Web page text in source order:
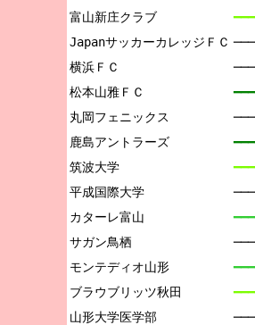
富山新庄クラブ
JapanサッカーカレッジＦＣ
横浜ＦＣ
松本山雅ＦＣ
丸岡フェニックス
鹿島アントラーズ
筑波大学
平成国際大学
カターレ富山
サガン鳥栖
モンテディオ山形
ブラウブリッツ秋田
山形大学医学部